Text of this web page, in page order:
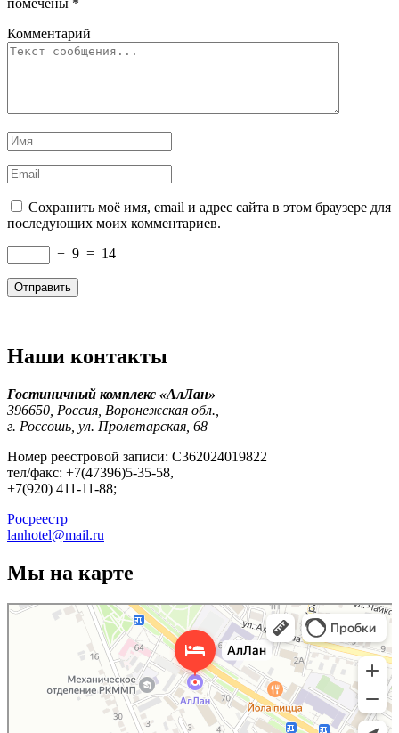
помечены *
Комментарий
Сохранить моё имя, email и адрес сайта в этом браузере для
последующих моих комментариев.
+ 9 = 14
Наши контакты
Гостиничный комплекс «АлЛан»
396650, Россия, Воронежская обл.,
г. Россошь, ул. Пролетарская, 68
Номер реестровой записи: С362024019822
тел/факс: +7(47396)5-35-58,
+7(920) 411-11-88;
Росреестр
lanhotel@mail.ru
Мы на карте
АлЛан
Гостиница в Россоши